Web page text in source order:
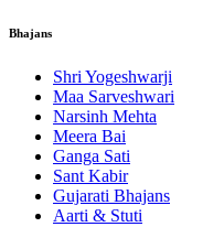
Bhajans
Shri Yogeshwarji
Maa Sarveshwari
Narsinh Mehta
Meera Bai
Ganga Sati
Sant Kabir
Gujarati Bhajans
Aarti & Stuti